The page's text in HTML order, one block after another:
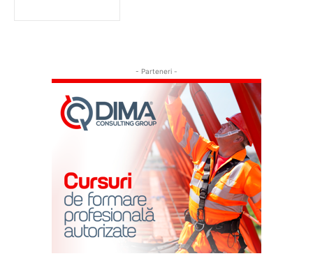
- Parteneri -